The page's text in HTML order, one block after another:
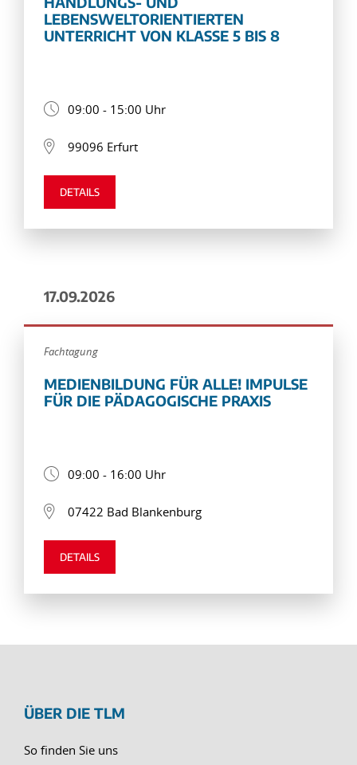
LEBENSWELTORIENTIERTEN
UNTERRICHT VON KLASSE 5 BIS 8
09:00 - 15:00 Uhr
99096 Erfurt
DETAILS
17.09.2026
Fachtagung
MEDIENBILDUNG FÜR ALLE! IMPULSE
FÜR DIE PÄDAGOGISCHE PRAXIS
09:00 - 16:00 Uhr
07422 Bad Blankenburg
DETAILS
ÜBER DIE TLM
So finden Sie uns